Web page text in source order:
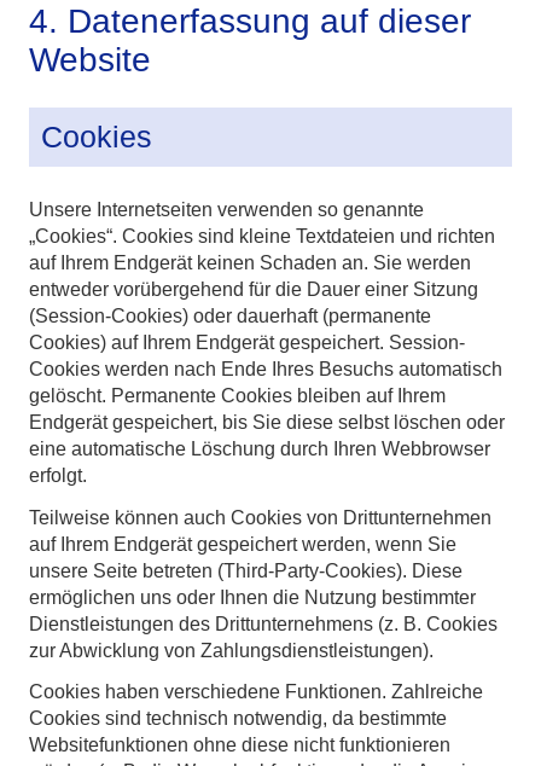
4. Datenerfassung auf dieser
Website
Cookies
Unsere Internetseiten verwenden so genannte
„Cookies“. Cookies sind kleine Textdateien und richten
auf Ihrem Endgerät keinen Schaden an. Sie werden
entweder vorübergehend für die Dauer einer Sitzung
(Session-Cookies) oder dauerhaft (permanente
Cookies) auf Ihrem Endgerät gespeichert. Session-
Cookies werden nach Ende Ihres Besuchs automatisch
gelöscht. Permanente Cookies bleiben auf Ihrem
Endgerät gespeichert, bis Sie diese selbst löschen oder
eine automatische Löschung durch Ihren Webbrowser
erfolgt.
Teilweise können auch Cookies von Drittunternehmen
auf Ihrem Endgerät gespeichert werden, wenn Sie
unsere Seite betreten (Third-Party-Cookies). Diese
ermöglichen uns oder Ihnen die Nutzung bestimmter
Dienstleistungen des Drittunternehmens (z. B. Cookies
zur Abwicklung von Zahlungsdienstleistungen).
Cookies haben verschiedene Funktionen. Zahlreiche
Cookies sind technisch notwendig, da bestimmte
Websitefunktionen ohne diese nicht funktionieren